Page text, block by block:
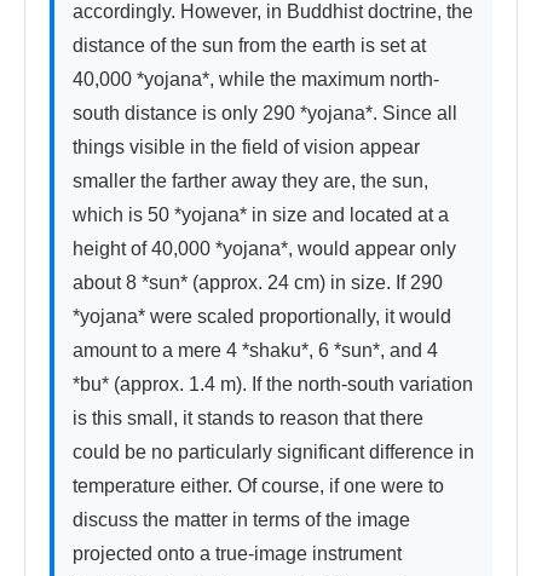
accordingly. However, in Buddhist doctrine, the
distance of the sun from the earth is set at
40,000 *yojana*, while the maximum north-
south distance is only 290 *yojana*. Since all
things visible in the field of vision appear
smaller the farther away they are, the sun,
which is 50 *yojana* in size and located at a
height of 40,000 *yojana*, would appear only
about 8 *sun* (approx. 24 cm) in size. If 290
*yojana* were scaled proportionally, it would
amount to a mere 4 *shaku*, 6 *sun*, and 4
*bu* (approx. 1.4 m). If the north-south variation
is this small, it stands to reason that there
could be no particularly significant difference in
temperature either. Of course, if one were to
discuss the matter in terms of the image
projected onto a true-image instrument